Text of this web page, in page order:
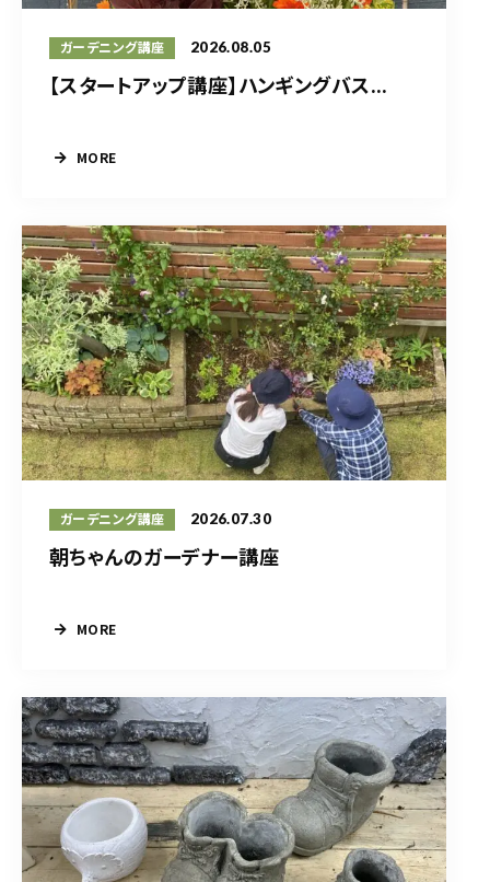
ガーデニング講座 2026.08.05
【スタートアップ講座】ハンギングバス...
MORE
ガーデニング講座 2026.07.30
朝ちゃんのガーデナー講座
MORE